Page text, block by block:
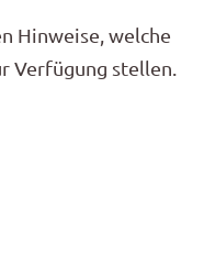
Hinweise, welche
Verfügung stellen.